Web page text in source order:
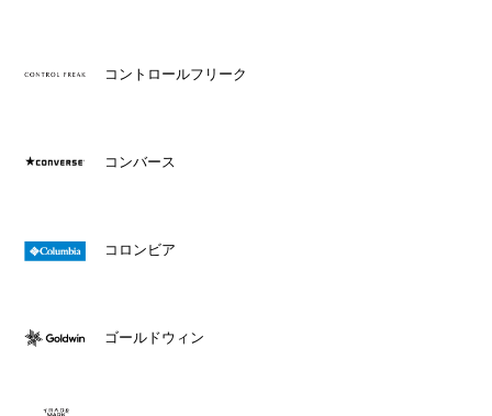
コントロールフリーク
コンバース
コロンビア
ゴールドウィン